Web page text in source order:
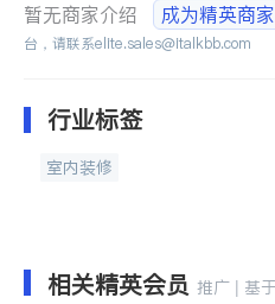
暂无商家介绍 成为精英商家
台，请联系elite.sales@italkbb.com
行业标签
室内装修
相关精英会员 推广 | 基